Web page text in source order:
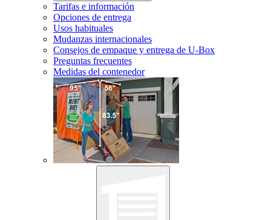
Tarifas e información
Opciones de entrega
Usos habituales
Mudanzas internacionales
Consejos de empaque y entrega de U-Box
Preguntas frecuentes
Medidas del contenedor